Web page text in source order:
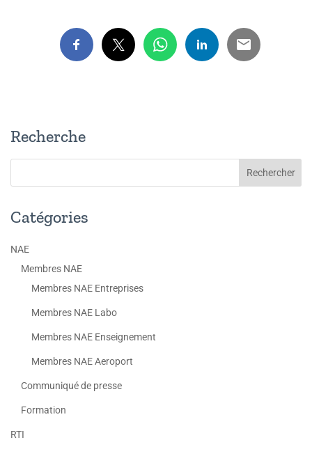
Recherche
Catégories
NAE
Membres NAE
Membres NAE Entreprises
Membres NAE Labo
Membres NAE Enseignement
Membres NAE Aeroport
Communiqué de presse
Formation
RTI